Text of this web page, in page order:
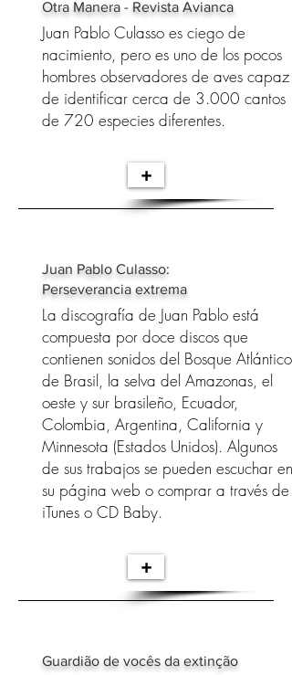
Otra Manera - Revista Avianca
Juan Pablo Culasso es ciego de
nacimiento, pero es uno de los pocos
hombres observadores de aves capaz
de identificar cerca de 3.000 cantos
de 720 especies diferentes.
+
Juan Pablo Culasso:
Perseverancia extrema
La discografía de Juan Pablo está
compuesta por doce discos que
contienen sonidos del Bosque Atlántico
de Brasil, la selva del Amazonas, el
oeste y sur brasileño, Ecuador,
Colombia, Argentina, California y
Minnesota (Estados Unidos). Algunos
de sus trabajos se pueden escuchar en
su página web o comprar a través de
iTunes o CD Baby.
+
Guardião de vocês da extinção